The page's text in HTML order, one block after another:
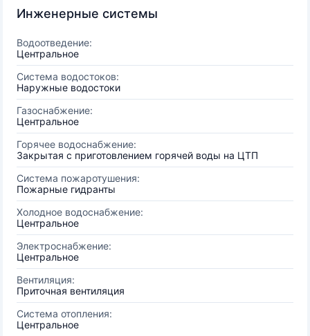
Инженерные системы
Водоотведение:
Центральное
Система водостоков:
Наружные водостоки
Газоснабжение:
Центральное
Горячее водоснабжение:
Закрытая с приготовлением горячей воды на ЦТП
Система пожаротушения:
Пожарные гидранты
Холодное водоснабжение:
Центральное
Электроснабжение:
Центральное
Вентиляция:
Приточная вентиляция
Система отопления:
Центральное